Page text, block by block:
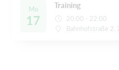
Mo
17
Training
20:00 - 22:00
Bahnhofstraße 2,